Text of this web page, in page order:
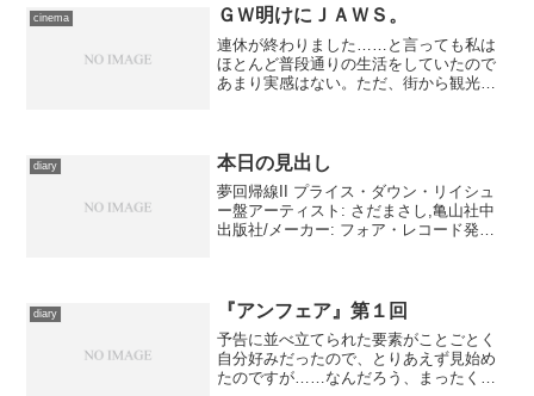
こ最近の状況では仕方のないところでし
ょう。そうだと言って。 ...
cinema ＧＷ明けにＪＡＷＳ。
連休が終わりました……と言っても私は
ほとんど普段通りの生活をしていたので
あまり実感はない。ただ、街から観光客
祭10を観てきました。未...
diary 本日の見出し
夢回帰線II プライス・ダウン・リイシュ
ー盤アーティスト: さだまさし,亀山社中
出版社/メーカー: フォア・レコード発売
diary 『アンフェア』第１回
予告に並べ立てられた要素がことごとく
自分好みだったので、とりあえず見始め
たのですが……なんだろう、まったくピ